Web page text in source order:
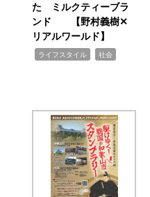
た ミルクティーブラ
ンド 【野村義樹✕
リアルワールド】
ライフスタイル 社会